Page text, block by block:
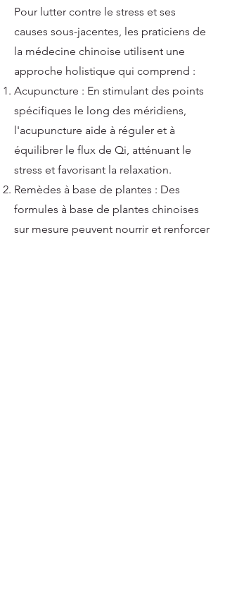
Pour lutter contre le stress et ses
causes sous-jacentes, les praticiens de
la médecine chinoise utilisent une
approche holistique qui comprend :
Acupuncture : En stimulant des points
spécifiques le long des méridiens,
l'acupuncture aide à réguler et à
équilibrer le flux de Qi, atténuant le
stress et favorisant la relaxation.
Remèdes à base de plantes : Des
formules à base de plantes chinoises
sur mesure peuvent nourrir et renforcer